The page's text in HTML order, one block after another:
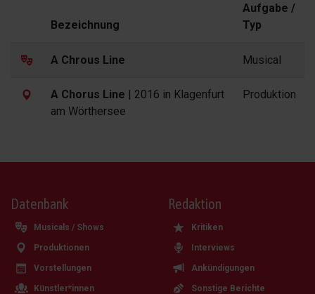
Bezeichnung
Aufgabe /
Typ
A Chrous Line Musical
A Chorus Line | 2016 in Klagenfurt
am Wörthersee
Produktion
Datenbank
Musicals / Shows
Produktionen
Vorstellungen
Künstler*innen
Redaktion
Kritiken
Interviews
Ankündigungen
Sonstige Berichte